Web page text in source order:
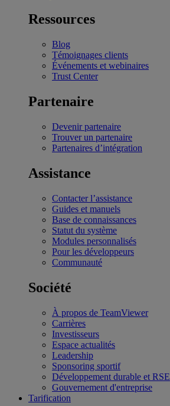
Ressources
Blog
Témoignages clients
Événements et webinaires
Trust Center
Partenaire
Devenir partenaire
Trouver un partenaire
Partenaires d’intégration
Assistance
Contacter l’assistance
Guides et manuels
Base de connaissances
Statut du système
Modules personnalisés
Pour les développeurs
Communauté
Société
À propos de TeamViewer
Carrières
Investisseurs
Espace actualités
Leadership
Sponsoring sportif
Développement durable et RSE
Gouvernement d'entreprise
Tarification